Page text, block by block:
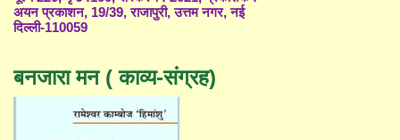
अयन प्रकाशन, 19/39, राजापुरी, उत्तम नगर, नई
दिल्ली-110059
बनजारा मन ( काव्य-संग्रह)